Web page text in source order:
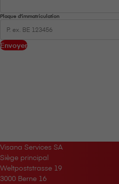
Plaque d’immatriculation
Envoyer
V⁠i⁠s⁠a⁠n⁠a Services SA
Siège principal
Weltpoststrasse 19
3000 Berne 16